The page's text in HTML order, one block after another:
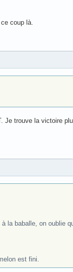
coup là.
Je trouve la victoire
la baballe, on oublie
est fini.